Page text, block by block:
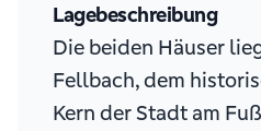
Lagebeschreibung
Die beiden Häuser
Fellbach, dem
Kern der Stadt am